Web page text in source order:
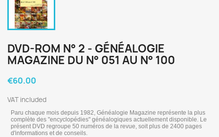
DVD-ROM N° 2 - GÉNÉALOGIE
MAGAZINE DU N° 051 AU N° 100
€60.00
VAT included
Paru chaque mois depuis 1982, Généalogie Magazine représente la plus
complète des "encyclopédies" généalogiques actuellement disponible. Le
présent DVD regroupe 50 numéros de la revue, soit plus de 2400 pages
d'informations et de conseils.